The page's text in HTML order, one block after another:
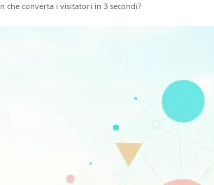
che converta i visitatori in 3 secondi?